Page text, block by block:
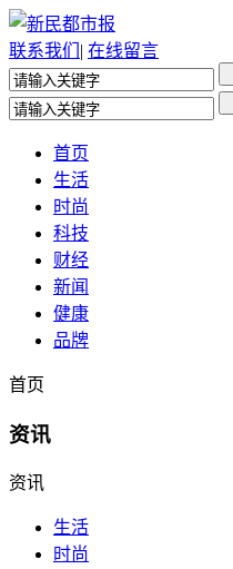
联系我们 | 在线留言
首页
生活
时尚
科技
财经
新闻
健康
品牌
首页
资讯
资讯
生活
时尚